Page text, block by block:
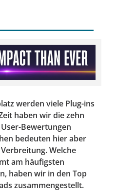
werden viele Plug-ins
haben wir die zehn
Bewertungen
bedeuten hier aber
Welche
am häufigsten
haben wir in den Top
zusammengestellt.